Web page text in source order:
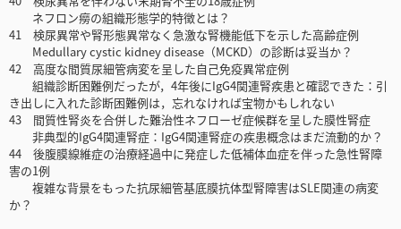
ネフロン癆の組織形態学的特徴とは？
41 検尿異常や腎形態異常なく急激な腎機能低下を示した高齢症例
Medullary cystic kidney disease（MCKD）の診断は妥当か？
42 高度な間質尿細管病変を呈した自己免疫異常症例
組織診断困難例だったが，4年後にIgG4関連腎疾患と確認できた：引
き出しに入れた診断困難例は，忘れなければ宝物かもしれない
43 間質性腎炎を合併した難治性ネフローゼ症候群を呈した膜性腎症
非典型的IgG4関連腎症：IgG4関連腎症の疾患概念はまだ流動的か？
44 後腹膜線維症の治療経過中に発症した低補体血症を伴った急性腎障
害の1例
複雑な背景をもった抗尿細管基底膜抗体型腎障害はSLE関連の病変
か？